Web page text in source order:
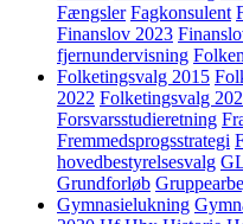
Fængsler Fagkonsulent
Finanslov 2023
fjernundervisning
Folketingsvalg 2015
2022 Folketingsvalg
Forsvarsstudieretning
Fremmedsprogsstrategi
hovedbestyrelsesvalg
Grundforløb
Gymnasielukning